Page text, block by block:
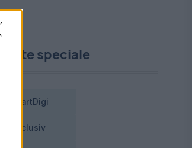
speciale
SmartDigi
Exclusiv